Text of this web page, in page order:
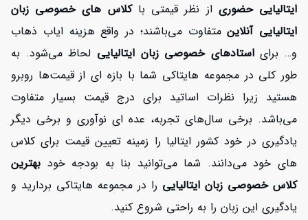
ایتالیایی حضوری از نظر قیمتی باکلاس های خصوصی زبان
ایتالیایی آنلاینمتفاوت می‌باشند؛ در واقع هزینه ایاب ذهاب
و… برایاستادهای خصوصی زبان ایتالیایی لحاظ می‌شود. به
طور کلی در مجموعه هایتاکی شما با بازه ای از قیمت‌ها روبرو
هستید زیرا نظرات اساتید برای درج قیمت بسیار متفاوت
می‌باشد. برخی سال‌های تجربه، عده ای نوآوری و برخی دیگر
یادگیری در خود کشور ایتالیا را زمینه تعیین قیمت برای کلاس
های خود می‌دانند. شما می‌توانید بنا به بودجه خود بهترین
کلاس خصوصی زبان ایتالیایی را در مجموعه هایتاکی بردارید و
یادگیری این زبان را به راحتی شروع کنید.